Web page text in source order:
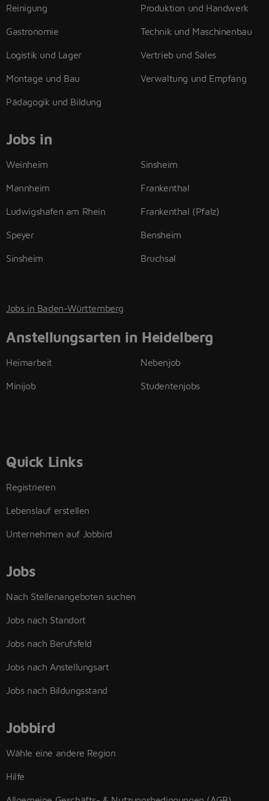
Reinigung
Gastronomie
Logistik und Lager
Montage und Bau
Pädagogik und Bildung
Produktion und Handwerk
Technik und Maschinenbau
Vertrieb und Sales
Verwaltung und Empfang
Jobs in
Weinheim
Mannheim
Ludwigshafen am Rhein
Speyer
Sinsheim
Sinsheim
Frankenthal
Frankenthal (Pfalz)
Bensheim
Bruchsal
Jobs in Baden-Württemberg
Anstellungsarten in Heidelberg
Heimarbeit
Minijob
Nebenjob
Studentenjobs
Quick Links
Registrieren
Lebenslauf erstellen
Unternehmen auf Jobbird
Jobs
Nach Stellenangeboten suchen
Jobs nach Standort
Jobs nach Berufsfeld
Jobs nach Anstellungsart
Jobs nach Bildungsstand
Jobbird
Wähle eine andere Region
Hilfe